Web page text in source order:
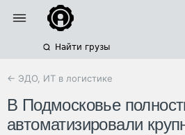
Найти грузы
← ЭДО, ИТ в логистике
В Подмосковье
автоматизировали